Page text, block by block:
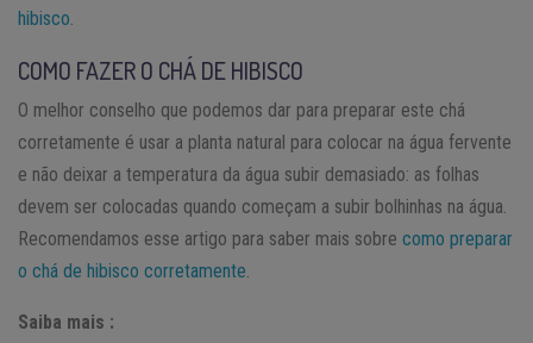
hibisco.
COMO FAZER O CHÁ DE HIBISCO
O melhor conselho que podemos dar para preparar este chá
corretamente é usar a planta natural para colocar na água fervente
e não deixar a temperatura da água subir demasiado: as folhas
devem ser colocadas quando começam a subir bolhinhas na água.
Recomendamos esse artigo para saber mais sobre como preparar
o chá de hibisco corretamente.
Saiba mais :